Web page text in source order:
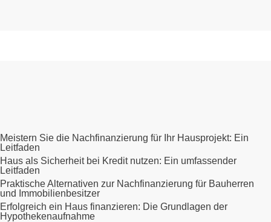
Meistern Sie die Nachfinanzierung für Ihr Hausprojekt: Ein
Leitfaden
Haus als Sicherheit bei Kredit nutzen: Ein umfassender
Leitfaden
Praktische Alternativen zur Nachfinanzierung für Bauherren
und Immobilienbesitzer
Erfolgreich ein Haus finanzieren: Die Grundlagen der
Hypothekenaufnahme